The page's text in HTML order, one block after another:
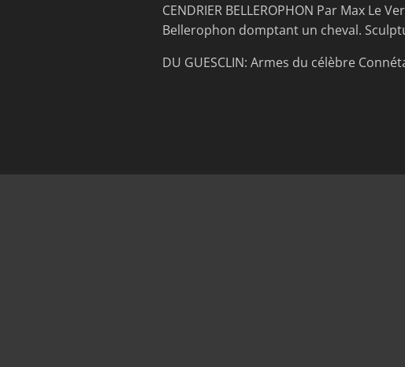
CENDRIER BELLEROPHON Par Max
Bellerophon domptant un cheval.
DU GUESCLIN: Armes du célèbre